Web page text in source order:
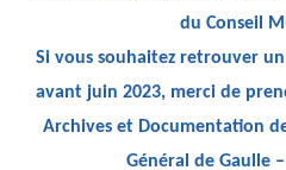
du Conseil
Si vous souhaitez retrouver
avant juin 2023, merci de
Archives et Documentation
Général de Gaulle